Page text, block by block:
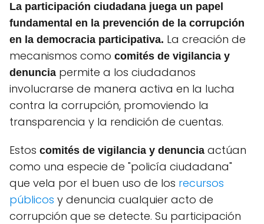
La participación ciudadana juega un papel
fundamental en la prevención de la corrupción
en la democracia participativa. La creación de
mecanismos como comités de vigilancia y
denuncia permite a los ciudadanos
involucrarse de manera activa en la lucha
contra la corrupción, promoviendo la
transparencia y la rendición de cuentas.
Estos comités de vigilancia y denuncia actúan
como una especie de "policía ciudadana"
que vela por el buen uso de los recursos
públicos y denuncia cualquier acto de
corrupción que se detecte. Su participación